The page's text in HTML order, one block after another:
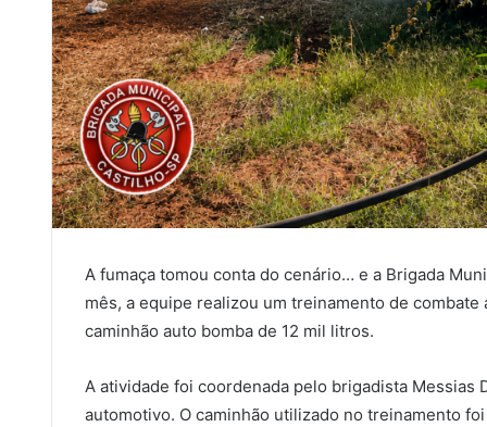
A fumaça tomou conta do cenário… e a Brigada
mês, a equipe realizou um treinamento de
caminhão auto bomba de 12 mil litros.
A atividade foi coordenada pelo brigadista
automotivo. O caminhão utilizado no treinamento